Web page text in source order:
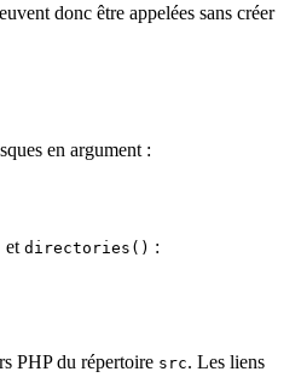
donc être appelées sans créer
en argument :
et directories() :
PHP du répertoire src. Les liens